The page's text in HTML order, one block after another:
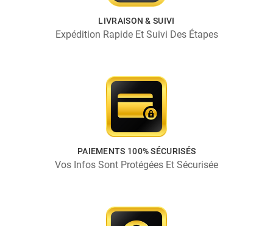
LIVRAISON & SUIVI
Expédition Rapide Et Suivi Des Étapes
PAIEMENTS 100% SÉCURISÉS
Vos Infos Sont Protégées Et Sécurisée